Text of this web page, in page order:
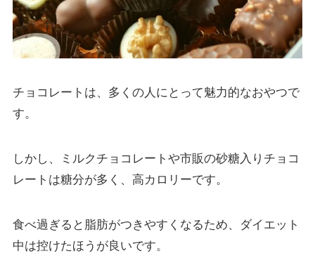
チョコレートは、多くの人にとって魅力的なおやつで
す。
しかし、ミルクチョコレートや市販の砂糖入りチョコ
レートは糖分が多く、高カロリーです。
食べ過ぎると脂肪がつきやすくなるため、ダイエット
中は控けたほうが良いです。